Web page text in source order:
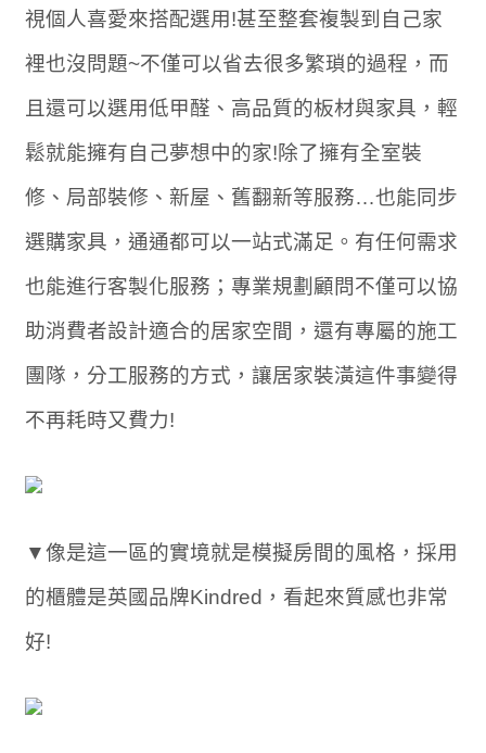
視個人喜愛來搭配選用!甚至整套複製到自己家
裡也沒問題~不僅可以省去很多繁瑣的過程，而
且還可以選用低甲醛、高品質的板材與家具，輕
鬆就能擁有自己夢想中的家!除了擁有全室裝
修、局部裝修、新屋、舊翻新等服務…也能同步
選購家具，通通都可以一站式滿足。有任何需求
也能進行客製化服務；專業規劃顧問不僅可以協
助消費者設計適合的居家空間，還有專屬的施工
團隊，分工服務的方式，讓居家裝潢這件事變得
不再耗時又費力!
▼像是這一區的實境就是模擬房間的風格，採用
的櫃體是英國品牌Kindred，看起來質感也非常
好!